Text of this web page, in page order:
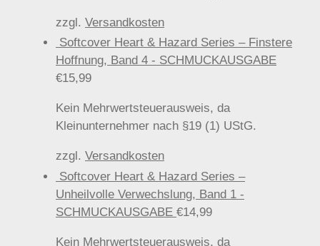
zzgl. Versandkosten
Softcover Heart & Hazard Series – Finstere
Hoffnung, Band 4 - SCHMUCKAUSGABE
€15,99
Kein Mehrwertsteuerausweis, da
Kleinunternehmer nach §19 (1) UStG.
zzgl. Versandkosten
Softcover Heart & Hazard Series –
Unheilvolle Verwechslung, Band 1 -
SCHMUCKAUSGABE €14,99
Kein Mehrwertsteuerausweis, da